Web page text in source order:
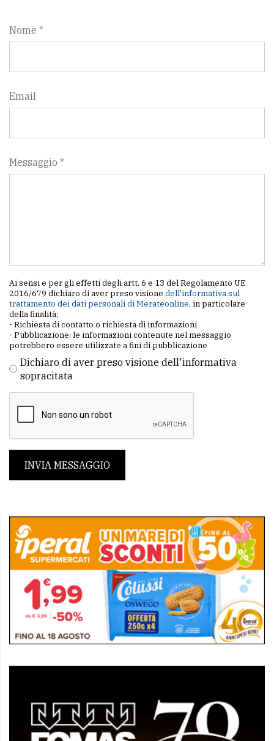
Nome *
Email
Messaggio *
Ai sensi e per gli effetti degli artt. 6 e 13 del Regolamento UE
2016/679 dichiaro di aver preso visione dell'informativa sul
trattamento dei dati personali di Merateonline, in particolare
della finalità:
- Richiesta di contatto o richiesta di informazioni
- Pubblicazione: le informazioni contenute nel messaggio
potrebbero essere utilizzate a fini di pubblicazione
Dichiaro di aver preso visione dell'informativa
sopracitata
INVIA MESSAGGIO